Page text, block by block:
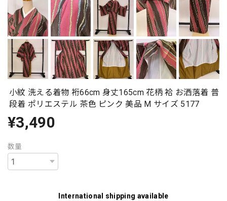
小紋 洗える着物 裄66cm 身丈165cm 花柄 袷 お洒落着 普
段着 ポリエステル 茶色 ピンク 美品 M サイズ 5177
¥3,490
数量
International shipping available